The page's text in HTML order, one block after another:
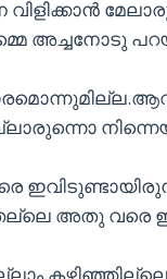
അച്ചനോടു
അതു വരെ